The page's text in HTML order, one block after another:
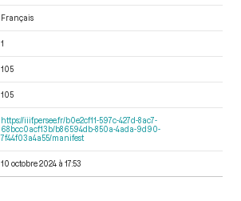
Français
1
105
105
https://iiif.persee.fr/b0e2cf11-597c-427d-8ac7-
68bcc0acf13b/b86594db-850a-4ada-9d90-
7f44f03a4a55/manifest
10 octobre 2024 à 17:53